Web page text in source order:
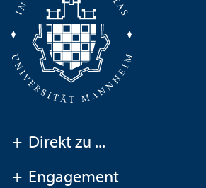
+ Direkt zu ...
+ Engagement